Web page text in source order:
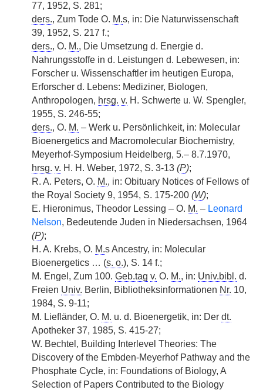
77, 1952, S. 281;
ders., Zum Tode O. M.s, in: Die Naturwissenschaft
39, 1952, S. 217 f.;
ders., O. M., Die Umsetzung d. Energie d.
Nahrungsstoffe in d. Leistungen d. Lebewesen, in:
Forscher u. Wissenschaftler im heutigen Europa,
Erforscher d. Lebens: Mediziner, Biologen,
Anthropologen, hrsg. v. H. Schwerte u. W. Spengler,
1955, S. 246-55;
ders., O. M. – Werk u. Persönlichkeit, in: Molecular
Bioenergetics and Macromolecular Biochemistry,
Meyerhof-Symposium Heidelberg, 5.– 8.7.1970,
hrsg. v. H. H. Weber, 1972, S. 3-13 (P);
R. A. Peters, O. M., in: Obituary Notices of Fellows of
the Royal Society 9, 1954, S. 175-200 (W);
E. Hieronimus, Theodor Lessing – O. M. – Leonard
Nelson, Bedeutende Juden in Niedersachsen, 1964
(P);
H. A. Krebs, O. M.s Ancestry, in: Molecular
Bioenergetics … (s. o.), S. 14 f.;
M. Engel, Zum 100. Geb.tag v. O. M., in: Univ.bibl. d.
Freien Univ. Berlin, Bibliotheksinformationen Nr. 10,
1984, S. 9-11;
M. Liefländer, O. M. u. d. Bioenergetik, in: Der dt.
Apotheker 37, 1985, S. 415-27;
W. Bechtel, Building Interlevel Theories: The
Discovery of the Embden-Meyerhof Pathway and the
Phosphate Cycle, in: Foundations of Biology, A
Selection of Papers Contributed to the Biology